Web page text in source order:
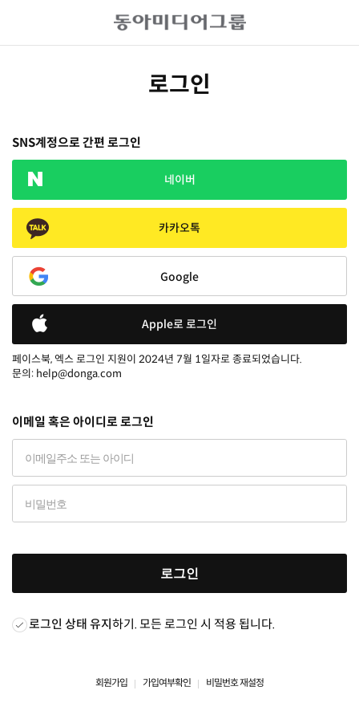
로그인
SNS계정으로 간편 로그인
네이버
카카오톡
Google
Apple로 로그인
페이스북, 엑스 로그인 지원이 2024년 7월 1일자로 종료되었습니다.
문의: help@donga.com
이메일 혹은 아이디로 로그인
로그인
로그인 상태 유지하기. 모든 로그인 시 적용 됩니다.
회원가입 가입여부확인 비밀번호 재설정